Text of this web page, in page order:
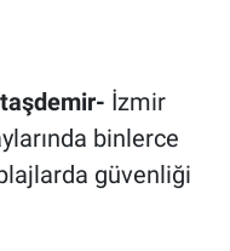
İzmir
binlerce
güvenliği